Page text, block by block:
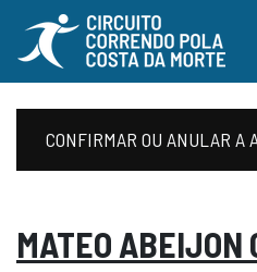
CONFIRMAR OU ANULAR A
MATEO ABEIJON